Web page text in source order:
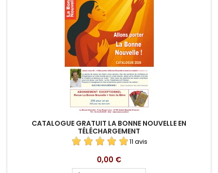
CATALOGUE GRATUIT LA BONNE NOUVELLE EN
TÉLÉCHARGEMENT
11 avis
Prix
0,00 €